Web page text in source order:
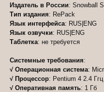
Издатель в России: Snowball
Тип издания: RePack
Язык интерфейса: RUS|ENG
Язык озвучки: RUS|ENG
Таблетка: не требуется
Системные требования:
√ Операционная система:
√ Процессор: Pentium 4 2.4 Ггц
√ Оперативная память: 1 Гб